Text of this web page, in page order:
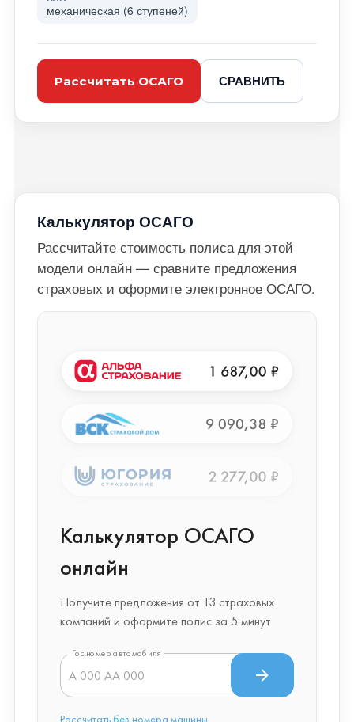
механическая (6 ступеней)
Рассчитать ОСАГО СРАВНИТЬ
Калькулятор ОСАГО
Рассчитайте стоимость полиса для этой
модели онлайн — сравните предложения
страховых и оформите электронное ОСАГО.